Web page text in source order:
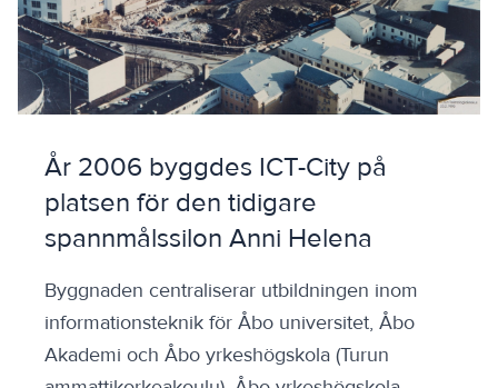
År 2006 byggdes ICT-City på
platsen för den tidigare
spannmålssilon Anni Helena
Byggnaden centraliserar utbildningen inom
informationsteknik för Åbo universitet, Åbo
Akademi och Åbo yrkeshögskola (Turun